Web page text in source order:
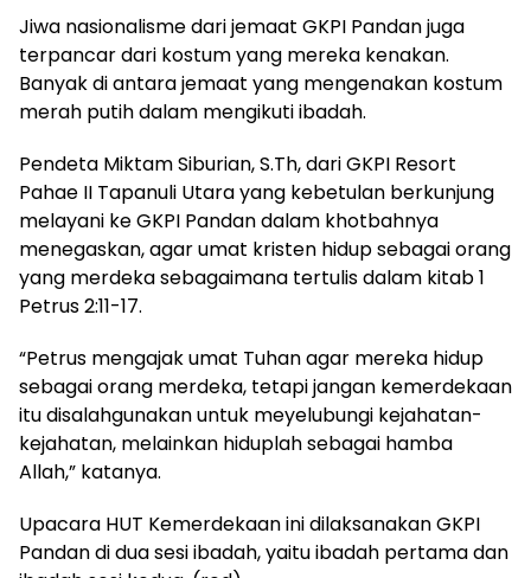
Jiwa nasionalisme dari jemaat GKPI Pandan juga
terpancar dari kostum yang mereka kenakan.
Banyak di antara jemaat yang mengenakan kostum
merah putih dalam mengikuti ibadah.
Pendeta Miktam Siburian, S.Th, dari GKPI Resort
Pahae II Tapanuli Utara yang kebetulan berkunjung
melayani ke GKPI Pandan dalam khotbahnya
menegaskan, agar umat kristen hidup sebagai orang
yang merdeka sebagaimana tertulis dalam kitab 1
Petrus 2:11-17.
“Petrus mengajak umat Tuhan agar mereka hidup
sebagai orang merdeka, tetapi jangan kemerdekaan
itu disalahgunakan untuk meyelubungi kejahatan-
kejahatan, melainkan hiduplah sebagai hamba
Allah,” katanya.
Upacara HUT Kemerdekaan ini dilaksanakan GKPI
Pandan di dua sesi ibadah, yaitu ibadah pertama dan